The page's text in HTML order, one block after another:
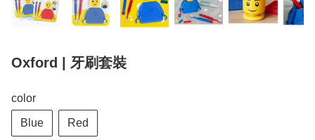
Oxford | 牙刷套裝
color
Blue Red